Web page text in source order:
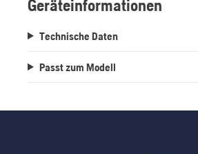
Geräteinformationen
Technische Daten
Passt zum Modell